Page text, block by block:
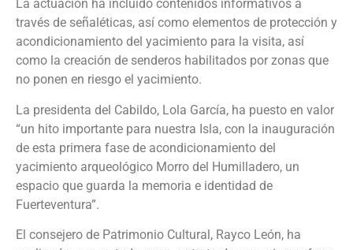
La actuación ha incluido contenidos informativos a
través de señaléticas, así como elementos de protección y
acondicionamiento del yacimiento para la visita, así
como la creación de senderos habilitados por zonas que
no ponen en riesgo el yacimiento.
La presidenta del Cabildo, Lola García, ha puesto en valor
“un hito importante para nuestra Isla, con la inauguración
de esta primera fase de acondicionamiento del
yacimiento arqueológico Morro del Humilladero, un
espacio que guarda la memoria e identidad de
Fuerteventura”.
El consejero de Patrimonio Cultural, Rayco León, ha